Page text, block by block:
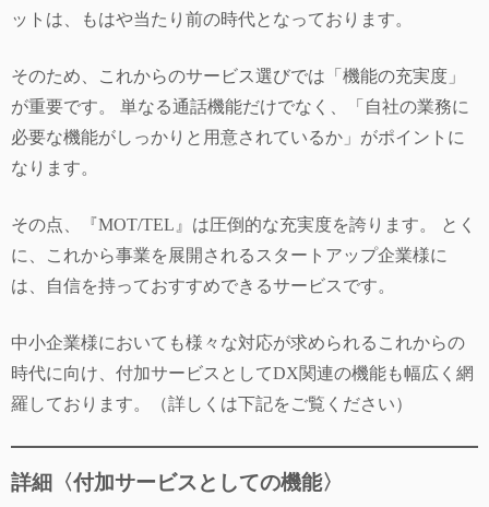
ットは、もはや当たり前の時代となっております。
そのため、これからのサービス選びでは「機能の充実度」
が重要です。 単なる通話機能だけでなく、「自社の業務に
必要な機能がしっかりと用意されているか」がポイントに
なります。
その点、『MOT/TEL』は圧倒的な充実度を誇ります。 とく
に、これから事業を展開されるスタートアップ企業様に
は、自信を持っておすすめできるサービスです。
中小企業様においても様々な対応が求められるこれからの
時代に向け、付加サービスとしてDX関連の機能も幅広く網
羅しております。（詳しくは下記をご覧ください）
詳細〈付加サービスとしての機能〉